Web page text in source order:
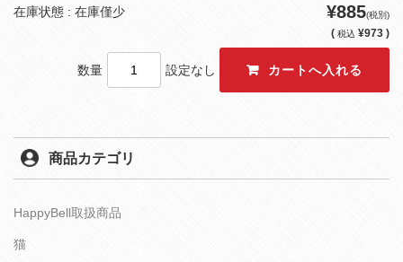
在庫状態 : 在庫僅少 ¥885(税別)
( 税込 ¥973 )
数量 設定なし
商品カテゴリ
HappyBell取扱商品
猫